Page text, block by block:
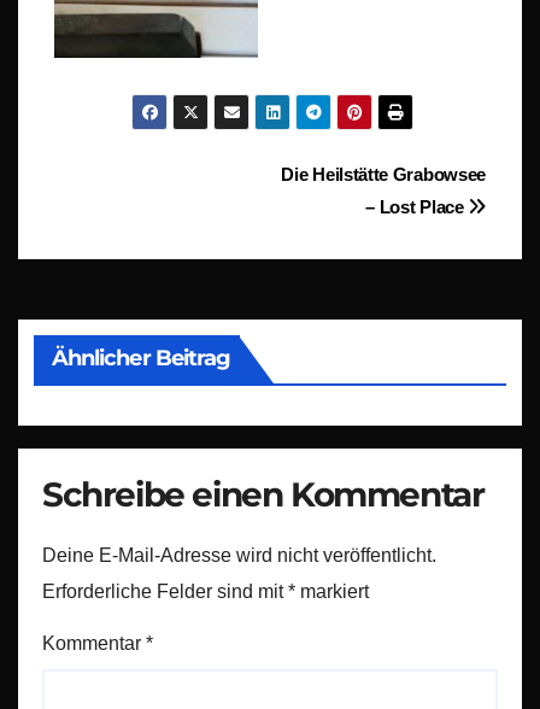
Beitragsnavigation
Die Heilstätte Grabowsee
– Lost Place
Ähnlicher Beitrag
Schreibe einen Kommentar
Deine E-Mail-Adresse wird nicht veröffentlicht.
Erforderliche Felder sind mit* markiert
Kommentar *